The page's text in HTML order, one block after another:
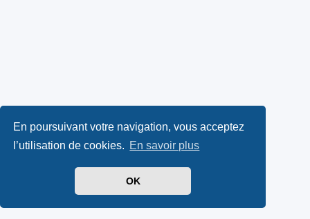
En poursuivant votre navigation, vous acceptez
l’utilisation de cookies. En savoir plus
OK